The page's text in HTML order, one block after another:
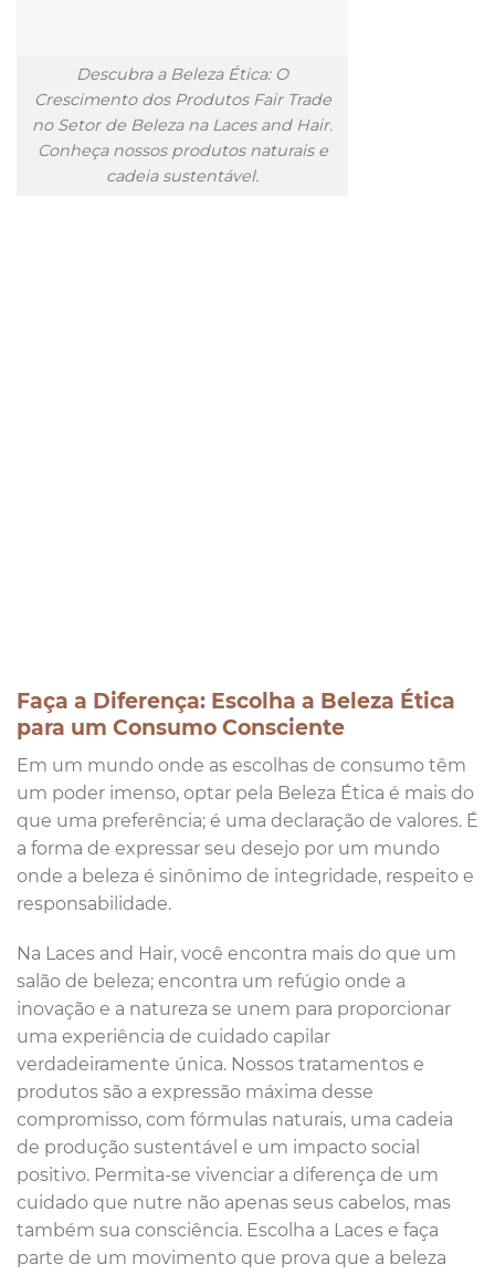
Descubra a Beleza Ética: O
Crescimento dos Produtos Fair Trade
no Setor de Beleza na Laces and Hair.
Conheça nossos produtos naturais e
cadeia sustentável.
Faça a Diferença: Escolha a Beleza Ética
para um Consumo Consciente
Em um mundo onde as escolhas de consumo têm
um poder imenso, optar pela Beleza Ética é mais do
que uma preferência; é uma declaração de valores. É
a forma de expressar seu desejo por um mundo
onde a beleza é sinônimo de integridade, respeito e
responsabilidade.
Na Laces and Hair, você encontra mais do que um
salão de beleza; encontra um refúgio onde a
inovação e a natureza se unem para proporcionar
uma experiência de cuidado capilar
verdadeiramente única. Nossos tratamentos e
produtos são a expressão máxima desse
compromisso, com fórmulas naturais, uma cadeia
de produção sustentável e um impacto social
positivo. Permita-se vivenciar a diferença de um
cuidado que nutre não apenas seus cabelos, mas
também sua consciência. Escolha a Laces e faça
parte de um movimento que prova que a beleza